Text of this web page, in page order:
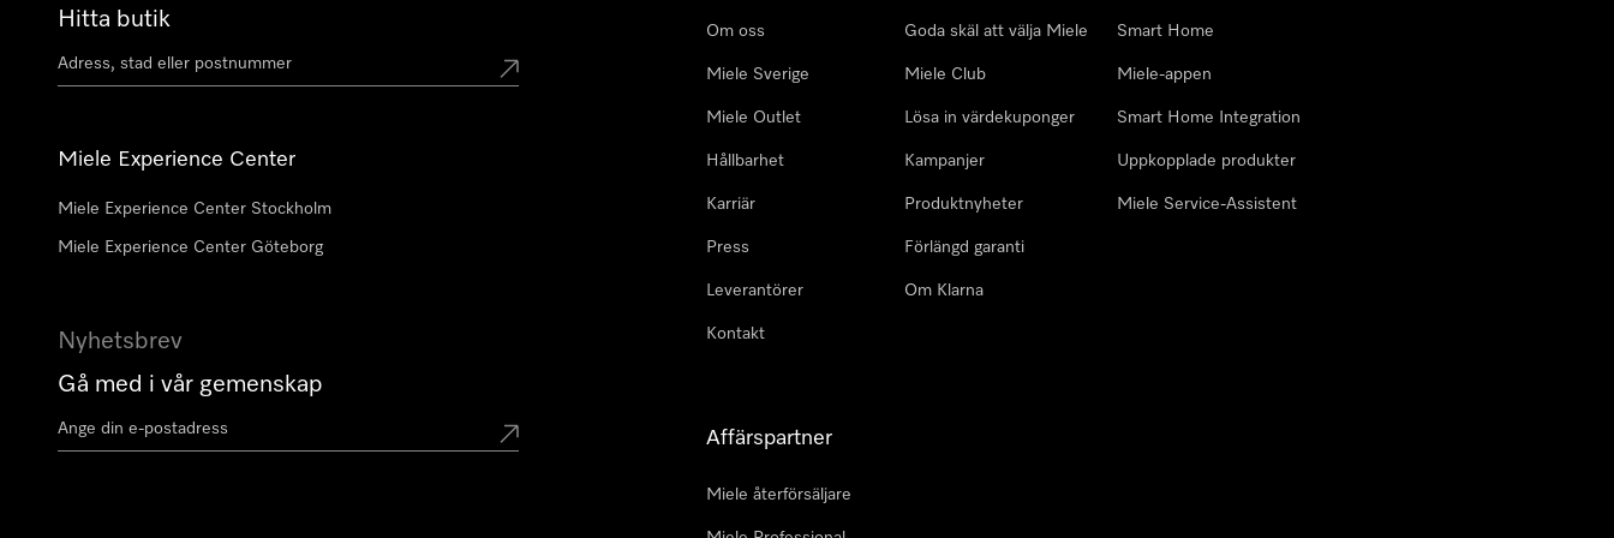
Hitta butik
Miele Experience Center
Miele Experience Center Stockholm
Miele Experience Center Göteborg
Nyhetsbrev
Gå med i vår gemenskap
Om oss
Miele Sverige
Miele Outlet
Hållbarhet
Karriär
Press
Leverantörer
Kontakt
Goda skäl att välja Miele
Miele Club
Lösa in värdekuponger
Kampanjer
Produktnyheter
Förlängd garanti
Om Klarna
Smart Home
Miele-appen
Smart Home Integration
Uppkopplade produkter
Miele Service-Assistent
Affärspartner
Miele återförsäljare